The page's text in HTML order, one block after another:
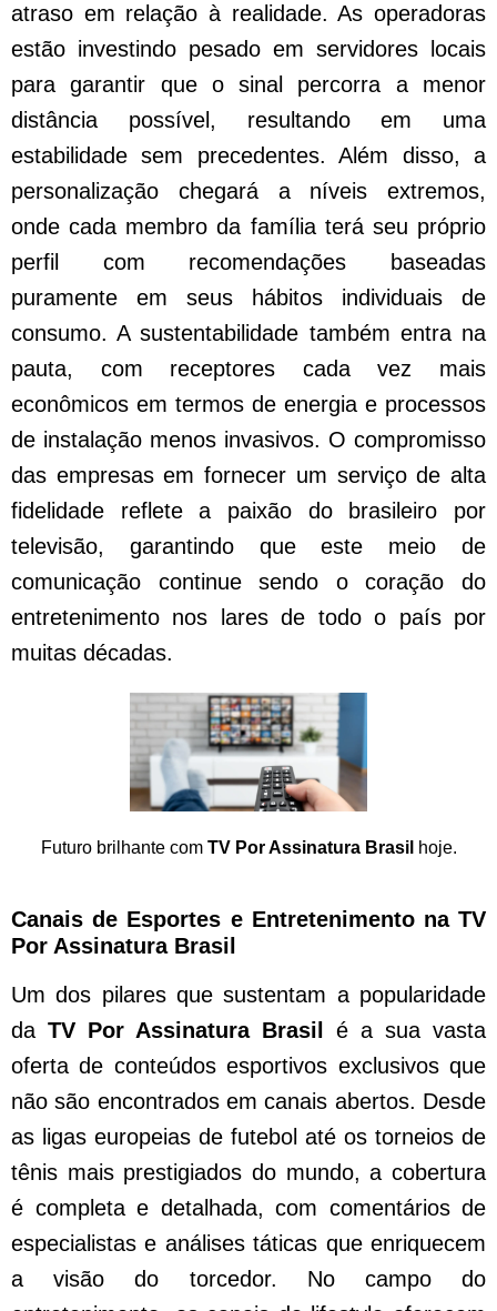
atraso em relação à realidade. As operadoras
estão investindo pesado em servidores locais
para garantir que o sinal percorra a menor
distância possível, resultando em uma
estabilidade sem precedentes. Além disso, a
personalização chegará a níveis extremos,
onde cada membro da família terá seu próprio
perfil com recomendações baseadas
puramente em seus hábitos individuais de
consumo. A sustentabilidade também entra na
pauta, com receptores cada vez mais
econômicos em termos de energia e processos
de instalação menos invasivos. O compromisso
das empresas em fornecer um serviço de alta
fidelidade reflete a paixão do brasileiro por
televisão, garantindo que este meio de
comunicação continue sendo o coração do
entretenimento nos lares de todo o país por
muitas décadas.
Futuro brilhante com TV Por Assinatura Brasil hoje.
Canais de Esportes e Entretenimento na TV
Por Assinatura Brasil
Um dos pilares que sustentam a popularidade
da TV Por Assinatura Brasil
é a sua vasta
oferta de conteúdos esportivos exclusivos que
não são encontrados em canais abertos. Desde
as ligas europeias de futebol até os torneios de
tênis mais prestigiados do mundo, a cobertura
é completa e detalhada, com comentários de
especialistas e análises táticas que enriquecem
a visão do torcedor. No campo do